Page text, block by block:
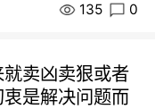
135 0
卖凶卖狠或者
是解决问题而